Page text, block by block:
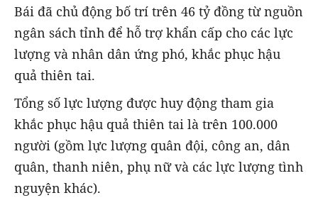
Bái đã chủ động bố trí trên 46 tỷ đồng từ nguồn
ngân sách tỉnh để hỗ trợ khẩn cấp cho các lực
lượng và nhân dân ứng phó, khắc phục hậu
quả thiên tai.
Tổng số lực lượng được huy động tham gia
khắc phục hậu quả thiên tai là trên 100.000
người (gồm lực lượng quân đội, công an, dân
quân, thanh niên, phụ nữ và các lực lượng tình
nguyện khác).